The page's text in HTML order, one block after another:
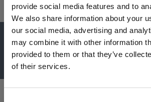
provide social media features and to
We also share information about your
our social media, advertising and
may combine it with other information
provided to them or that they’ve
of their services.
DISCOVER
AEB